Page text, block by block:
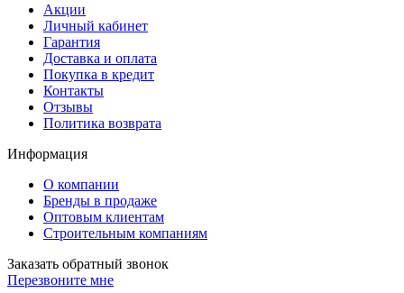
Акции
Личный кабинет
Гарантия
Доставка и оплата
Покупка в кредит
Контакты
Отзывы
Политика возврата
Информация
О компании
Бренды в продаже
Оптовым клиентам
Строительным компаниям
Заказать обратный звонок
Перезвоните мне